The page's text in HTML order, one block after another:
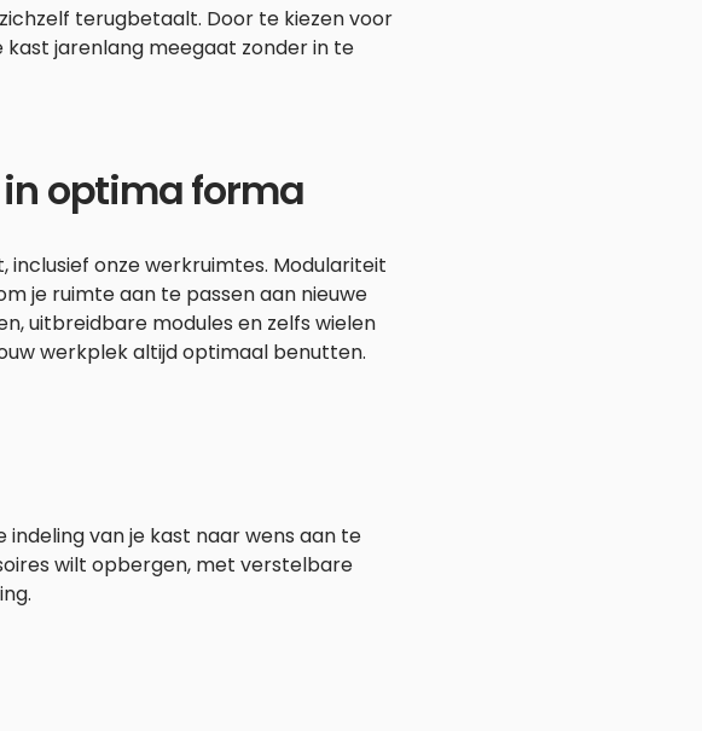
terugbetaalt. Door te kiezen voor
jarenlang meegaat zonder in te
optima forma
inclusief onze werkruimtes. Modulariteit
je ruimte aan te passen aan nieuwe
uitbreidbare modules en zelfs wielen
werkplek altijd optimaal benutten.
van je kast naar wens aan te
wilt opbergen, met verstelbare